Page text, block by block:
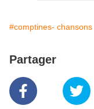
#comptines- chansons
Partager